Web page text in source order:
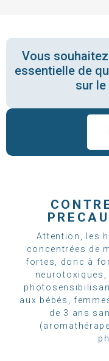
Vous
essentielle de
sur
Attention, les
concentrées de
fortes, donc à
neurotoxiques,
aux bébés,
de 3 ans